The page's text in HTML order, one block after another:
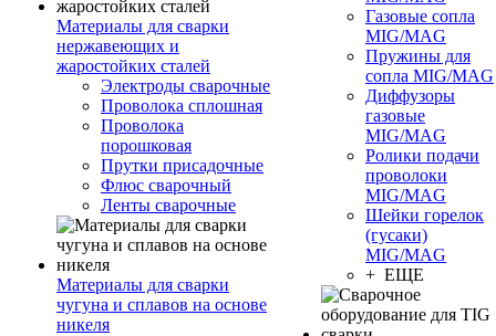
Материалы для сварки
нержавеющих и
жаростойких сталей
Электроды сварочные
Проволока сплошная
Проволока
порошковая
Прутки присадочные
Флюс сварочный
Ленты сварочные
Материалы для сварки
чугуна и сплавов на основе
никеля
Газовые сопла
MIG/MAG
Пружины для
сопла MIG/MAG
Диффузоры
газовые
MIG/MAG
Ролики подачи
проволоки
MIG/MAG
Шейки горелок
(гусаки)
MIG/MAG
+ ЕЩЕ